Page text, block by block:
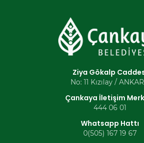
Ziya Gökalp
No: 11 Kızılay /
Çankaya İletişim
444 06 01
Whatsapp Hattı
0(505) 167 19 67